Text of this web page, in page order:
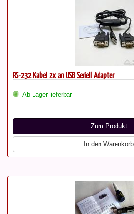
RS-232 Kabel 2x an USB Seriell Adapter
Ab Lager lieferbar
Zum Produkt
In den Warenkorb